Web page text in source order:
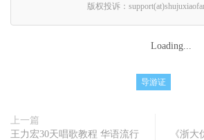
版权投诉：
Loading...
导游证
上一篇
王力宏30天唱歌教程 华语流行
《浙